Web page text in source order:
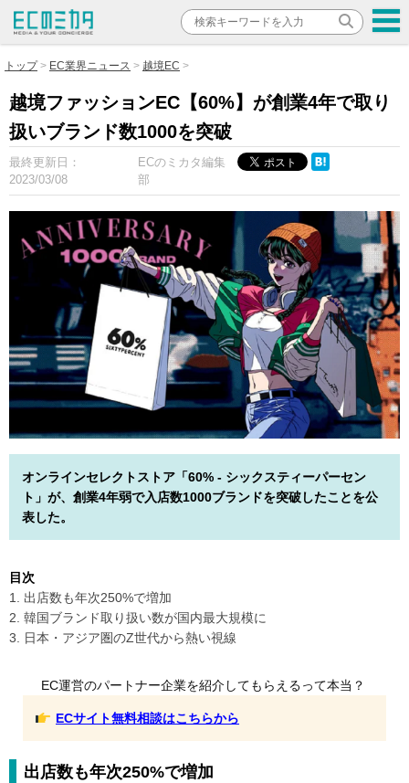
トップ EC業界ニュース 越境EC
越境ファッションEC【60%】が創業4年で取り
扱いブランド数1000を突破
最終更新日：
2023/03/08
ECのミカタ編集
部
オンラインセレクトストア「60% - シックスティーパーセン
ト」が、創業4年弱で入店数1000ブランドを突破したことを公
表した。
目次
1. 出店数も年次250%で増加
2. 韓国ブランド取り扱い数が国内最大規模に
3. 日本・アジア圏のZ世代から熱い視線
EC運営のパートナー企業を紹介してもらえるって本当？
ECサイト無料相談はこちらから
出店数も年次250%で増加